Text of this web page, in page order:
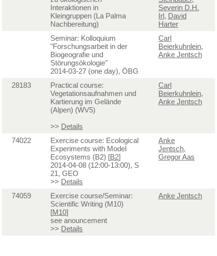
Interaktionen in
Kleingruppen (La Palma
Nachbereitung)
Severin D.H.
Irl, David
Harter
Seminar: Kolloquium
"Forschungsarbeit in der
Biogeografie und
Störungsökologie"
2014-03-27 (one day), ÖBG
Carl
Beierkuhnlein,
Anke Jentsch
28183
Practical course:
Vegetationsaufnahmen und
Kartierung im Gelände
(Alpen) (WV5)
>> Details
Carl
Beierkuhnlein,
Anke Jentsch
74022
Exercise course: Ecological
Experiments with Model
Ecosystems (B2) [B2]
2014-04-08 (12:00-13:00), S
21, GEO
>> Details
Anke
Jentsch,
Gregor Aas
74059
Exercise course/Seminar:
Scientific Writing (M10)
[M10]
see anouncement
>> Details
Anke Jentsch